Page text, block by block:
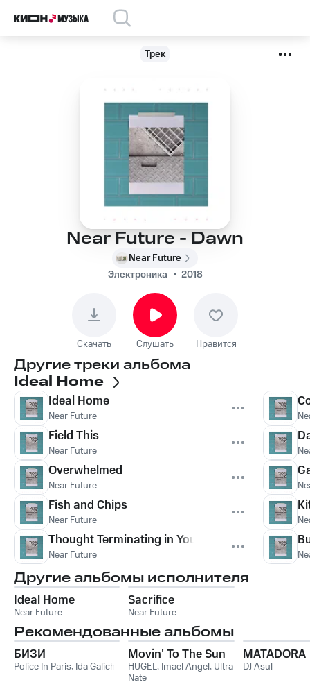
Трек
Near Future - Dawn
Near Future
Электроника
2018
Скачать Слушать Нравится
Другие треки альбома
Ideal Home
Ideal Home
Near Future
Field This
Near Future
Overwhelmed
Near Future
Fish and Chips
Near Future
Thought Terminating in Your Night
Near Future
Другие альбомы исполнителя
Ideal Home
Near Future
Sacrifice
Near Future
Рекомендованные альбомы
БИЗИ
Police In Paris, Ida Galich
Movin' To The Sun
HUGEL, Imael Angel, Ultra
Nate
MATADORA
DJ Asul